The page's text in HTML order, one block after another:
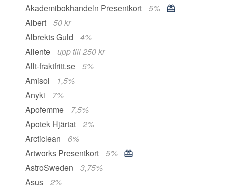
Akademibokhandeln Presentkort
5%
Albert
50 kr
Albrekts Guld
4%
Allente
upp till 250 kr
Allt-fraktfritt.se
5%
Amisol
1,5%
Anyki
7%
Apofemme
7,5%
Apotek Hjärtat
2%
Arcticlean
6%
Artworks Presentkort
5%
AstroSweden
3,75%
Asus
2%